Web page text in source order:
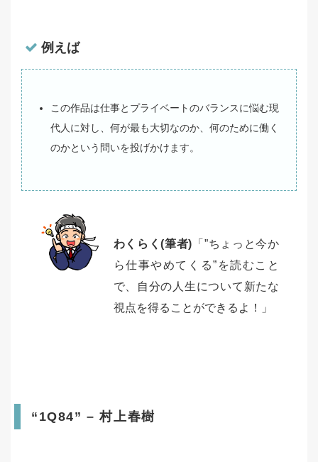
例えば
この作品は仕事とプライベートのバランスに悩む現
代人に対し、何が最も大切なのか、何のために働く
のかという問いを投げかけます。
わくらく(筆者) 「”ちょっと今か
ら仕事やめてくる”を読むこと
で、自分の人生について新たな
視点を得ることができるよ！」
“1Q84” – 村上春樹